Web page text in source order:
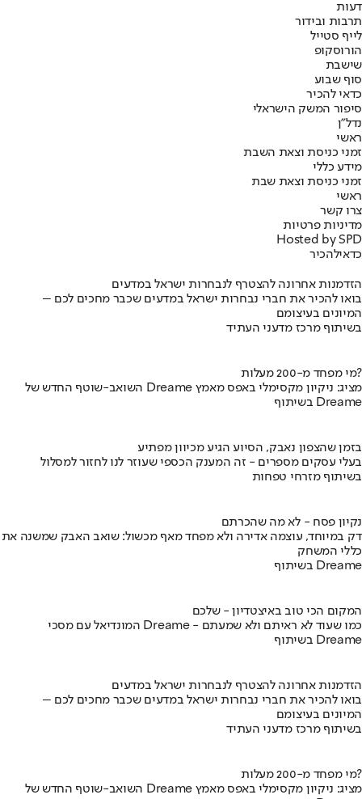
דעות
תרבות ובידור
לייף סטייל
הורוסקופ
שישבת
סוף שבוע
כדאי להכיר
סיפור המשק הישראלי
נדל"ן
ראשי
זמני כניסת וצאת השבת
מידע כללי
זמני כניסת וצאת שבת
ראשי
צרו קשר
מדיניות פרטיות
Hosted by SPD
כדאילהכיר
הזדמנות אחרונה להצטרף לנבחרות ישראל במדעים
בואו להכיר את חברי נבחרות ישראל במדעים שכבר מחכים לכם –
המיונים בעיצומם
בשיתוף מרכז מדעני העתיד
מי מפחד מ-200 מעלות?
השואב-שוטף החדש של Dreame מציג: ניקיון מקסימלי באפס מאמץ
בשיתוף Dreame
בזמן שהצפון נאבק, הסיוע הגיע מכיוון מפתיע
בעלי עסקים מספרים - זה המענק הכספי שעוזר לנו לחזור למסלול
בשיתוף מזרחי טפחות
נקיון פסח - לא מה שהכרתם
דק במיוחד, עוצמה אדירה ולא מפחד מאף מכשול: שואב האבק שמשנה את
כללי המשחק
בשיתוף Dreame
המקום הכי טוב באיצטדיון - שלכם
המונדיאל עם מסכי Dreame - כמו שעוד לא ראיתם ולא שמעתם
בשיתוף Dreame
הזדמנות אחרונה להצטרף לנבחרות ישראל במדעים
בואו להכיר את חברי נבחרות ישראל במדעים שכבר מחכים לכם –
המיונים בעיצומם
בשיתוף מרכז מדעני העתיד
מי מפחד מ-200 מעלות?
השואב-שוטף החדש של Dreame מציג: ניקיון מקסימלי באפס מאמץ